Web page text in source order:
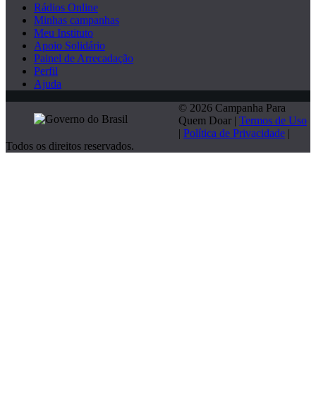
Rádios Online
Minhas campanhas
Meu Instituto
Apoio Solidário
Painel de Arrecadação
Perfil
Ajuda
© 2026 Campanha Para
Quem Doar | Termos de Uso
| Política de Privacidade |
Todos os direitos reservados.